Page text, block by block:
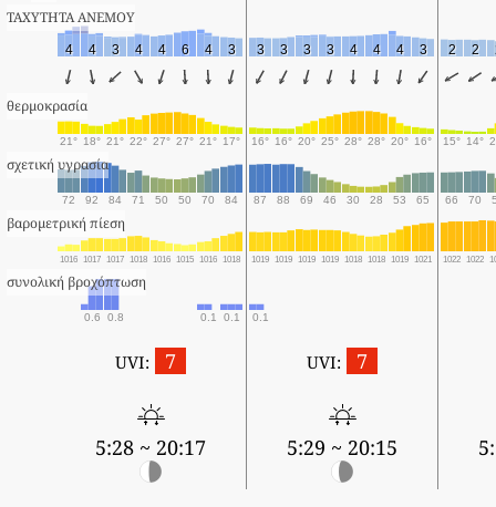
ΤΑΧΥΤΗΤΑ ΑΝΕΜΟΥ
4 4 3 4 4 6 4 3 3 3 3 3 4 4 4 3 2 2
θερμοκρασία
21° 18° 21° 22° 27° 27° 21° 17° 16° 16° 20° 25° 28° 28° 20° 16° 15° 14°
σχετική υγρασία
72 92 84 71 50 50 70 84 87 88 69 46 30 28 53 65 66 70
βαρομετρική πίεση
1016 1017 1017 1018 1016 1015 1016 1018 1019 1019 1019 1019 1018 1018 1019 1021 1022 1022
συνολική βροχόπτωση
0.6 0.8 0.1 0.1 0.1
UVI: 7
5:28 ~ 20:17
UVI: 7
5:29 ~ 20:15